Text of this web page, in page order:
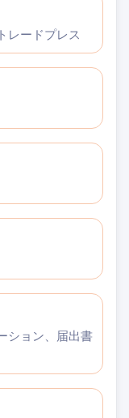
レードプレス
ション、届出書